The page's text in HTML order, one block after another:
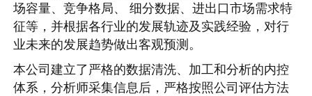
场容量、竞争格局、 细分数据、进出口市场需求特
征等，并根据各行业的发展轨迹及实践经验，对行
业未来的发展趋势做出客观预测。
本公司建立了严格的数据清洗、加工和分析的内控
体系，分析师采集信息后，严格按照公司评估方法